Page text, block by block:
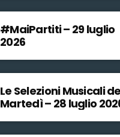
#MaiPartiti – 29 luglio
2026
Le Selezioni Musicali
Martedì – 28 luglio